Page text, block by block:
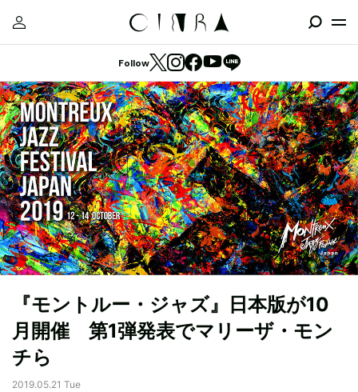
Follow
『モントルー・ジャズ』日本版が10
月開催 第1弾発表でマリーザ・モン
チら
2019.05.21 Tue